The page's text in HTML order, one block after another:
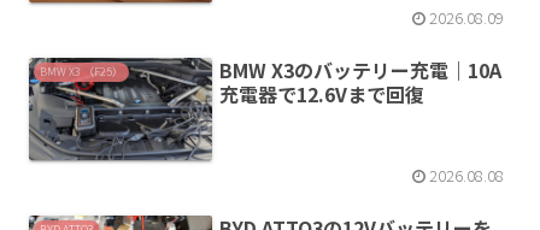
2026.08.09
BMW X3 （F25）
BMW X3のバッテリー充電｜10A
充電器で12.6Vまで回復
2026.08.08